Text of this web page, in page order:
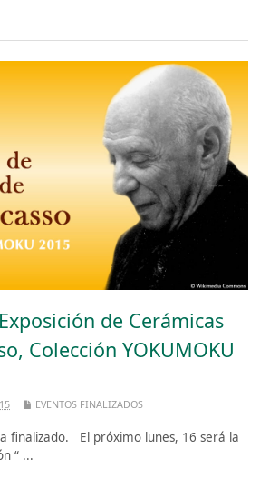
de Cerámicas
Colección YOKUMOKU
EVENTOS FINALIZADOS
finalizado. El próximo lunes, 16 será la
“ ...